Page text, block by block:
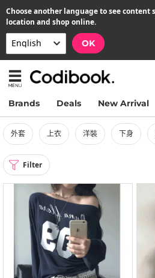
Choose another language to see content
location and shop online.
OK
Brands Deals New Arrival
外套 上衣 洋裝 下身
Filter